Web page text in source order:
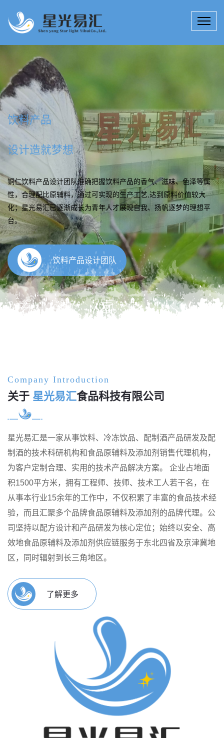
配制酒产品
研发流程
铜仁饮料产品研发提供包括完整的配方、生产工艺以及原材料、设
备供应商等整套生产技术服务；按照实际生产情况建模调试小样，
终配制出可以成功生产并符合客户香气和口味要求的小样，保障客
户可以成功生产出产品。
饮料解决方案
Company Introduction
关于 星光易汇食品科技有限公司
星光易汇是一家从事饮料、冷冻饮品、配制酒产品研发及配
制酒的技术科研机构和食品原辅料及添加剂销售代理机构，
为客户定制合理、实用的技术产品解决方案。 企业占地面
积1500平方米，拥有工程师、技师、技术工人若干名，在
从事本行业15余年的工作中，不仅积累了丰富的食品技术经
验，而且汇聚多个品牌食品原辅料及添加剂的品牌代理。公
司坚持以配方设计和产品研发为核心定位；始终以安全、高
效地食品原辅料及添加剂供应链服务于东北四省及京津冀地
区，同时辐射到长三角地区。
了解更多